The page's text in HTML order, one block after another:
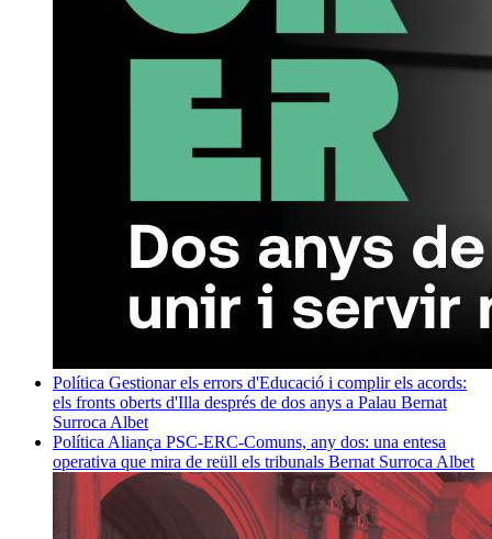
Política Gestionar els errors d'Educació i complir els acords:
els fronts oberts d'Illa després de dos anys a Palau Bernat
Surroca Albet
Política Aliança PSC-ERC-Comuns, any dos: una entesa
operativa que mira de reüll els tribunals Bernat Surroca Albet